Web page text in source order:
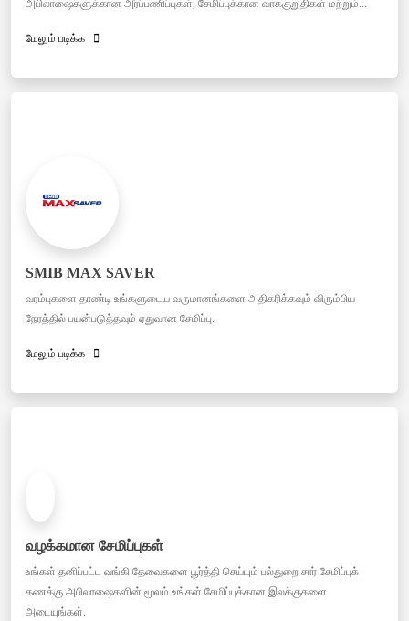
அபிலாஷைகளுக்கான அர்ப்பணிப்புகள், சேமிப்புக்கான வாக்குறுதிகள் மற்றும்...
மேலும் படிக்க
SMIB MAX SAVER
வரம்புகளை தாண்டி உங்களுடைய வருமானங்களை அதிகரிக்கவும் விரும்பிய
நேரத்தில் பயன்படுத்தவும் ஏதுவான சேமிப்பு.
மேலும் படிக்க
வழக்கமான சேமிப்புகள்
உங்கள் தனிப்பட்ட வங்கி தேவைகளை பூர்த்தி செய்யும் பல்துறை சார் சேமிப்புக்
கணக்கு அபிலாஷைகளின் மூலம் உங்கள் சேமிப்புக்கான இலக்குகளை
அடையுங்கள்.